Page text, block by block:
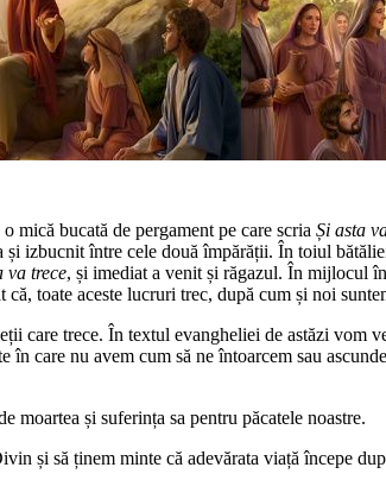
mică bucată de pergament pe care scria Și asta
izbucnit între cele două împărății. În toiul
va trece, și imediat a venit și răgazul. În mijlocul
toate aceste lucruri trec, după cum și noi
care trece. În textul evangheliei de astăzi vom
care nu avem cum să ne întoarcem sau
moartea și suferința sa pentru păcatele noastre.
și să ținem minte că adevărata viață începe